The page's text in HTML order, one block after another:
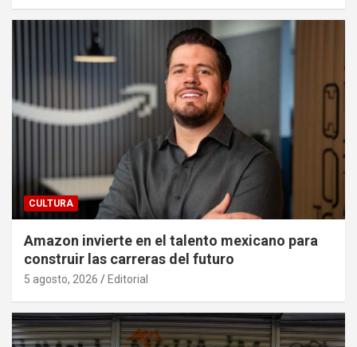
CULTURA
Amazon invierte en el talento mexicano para
construir las carreras del futuro
5 agosto, 2026 Editorial